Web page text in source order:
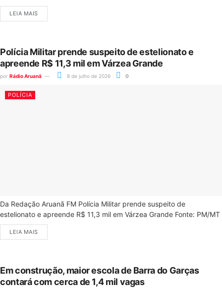
LEIA MAIS
Polícia Militar prende suspeito de estelionato e
apreende R$ 11,3 mil em Várzea Grande
por Rádio Aruanã 8 de julho de 2026 0
POLÍCIA
Da Redação Aruanã FM Polícia Militar prende suspeito de
estelionato e apreende R$ 11,3 mil em Várzea Grande Fonte: PM/MT
LEIA MAIS
Em construção, maior escola de Barra do Garças
contará com cerca de 1,4 mil vagas